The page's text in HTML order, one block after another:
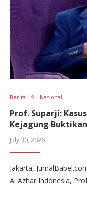
Berita Nasional
Prof. Suparji:
Kejagung
July 30, 2026
Jakarta,
Al Azhar Indonesia,